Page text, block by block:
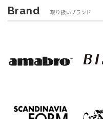
Brand 取り扱いブランド